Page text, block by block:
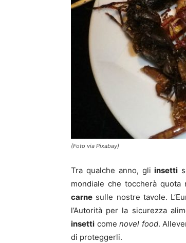
(Foto via Pixabay)
Tra qualche anno, gliinsetti
mondiale che toccherà
carne sulle nostre tavole.
l’Autorità per la sicurezza
insetti comenovel food.
di proteggerli.